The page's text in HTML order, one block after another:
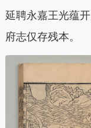
延聘永嘉王光蕴
府志仅存残本。